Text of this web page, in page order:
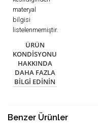
materyal
bilgisi
listelenmemiştir.
ÜRÜN
KONDISYONU
HAKKINDA
DAHA FAZLA
BILGI EDININ
Benzer Ürünler